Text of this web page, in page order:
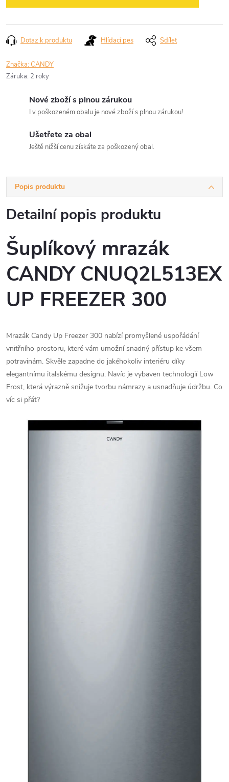
Dotaz k produktu Hlídací pes Sdílet
Značka:CANDY
Záruka: 2 roky
Nové zboží s plnou zárukou
I v poškozeném obalu je nové zboží s plnou zárukou!
Ušetřete za obal
Ještě nižší cenu získáte za poškozený obal.
Popis produktu
Detailní popis produktu
Šuplíkový mrazák
CANDY CNUQ2L513EX
UP FREEZER 300
Mrazák Candy Up Freezer 300 nabízí promyšlené uspořádání
vnitřního prostoru, které vám umožní snadný přístup ke všem
potravinám. Skvěle zapadne do jakéhokoliv interiéru díky
elegantnímu italskému designu. Navíc je vybaven technologií Low
Frost, která výrazně snižuje tvorbu námrazy a usnadňuje údržbu. Co
víc si přát?